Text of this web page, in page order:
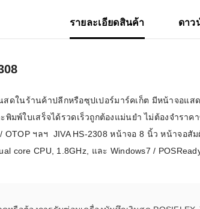
เครื่องพิมพ์บาร์โค้ดคือ
ไร
รื่องอ่านบาร์โค้ดคือ
ษณะของบาร์โค้ด
ร์โค้ดคืออะไร?
รายละเอียดสินค้า ดาว
นสดในร้านค้าปลีกหรือซุปเปอร์มาร์คเก็ต มีหน้าจ
มพ์ใบเสร็จได้รวดเร็วถูกต้องแม่นยำ ไม่ต้องจำร
ฯลฯ JIVA HS-2308 หน้าจอ 8 นิ้ว หน้าจอ
core CPU, 1.8GHz, และ Windows7 /